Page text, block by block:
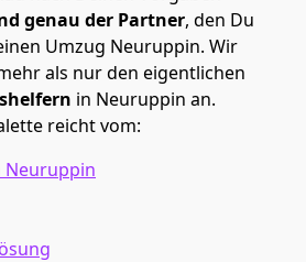
genau der Partner, den Du
Umzug Neuruppin. Wir
als nur den eigentlichen
in Neuruppin an.
reicht vom:
Neuruppin